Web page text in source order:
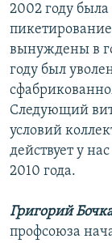
2002 году
вынуждены в
году был
Следующий
условий
действует у
2010 года.
Григорий
профсоюза